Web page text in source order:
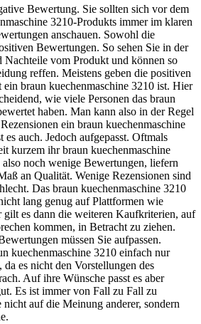
Bewertung. Sie sollten sich vor dem
3210-Produkts immer im klaren
anschauen. Sowohl die
Bewertungen. So sehen Sie in der
vom Produkt und können so
reffen. Meistens geben die positiven
braun kuechenmaschine 3210 ist. Hier
wie viele Personen das braun
haben. Man kann also in der Regel
ein braun kuechenmaschine
es auch. Jedoch aufgepasst. Oftmals
kurzem ihr braun kuechenmaschine
noch wenige Bewertungen, liefern
an Qualität. Wenige Rezensionen sind
Das braun kuechenmaschine 3210
lang genug auf Plattformen wie
gilt es dann die weiteren Kaufkriterien, auf
kommen, in Betracht zu ziehen.
müssen Sie aufpassen.
kuechenmaschine 3210 einfach nur
es nicht den Vorstellungen des
Auf ihre Wünsche passt es aber
Es ist immer von Fall zu Fall zu
auf die Meinung anderer, sondern